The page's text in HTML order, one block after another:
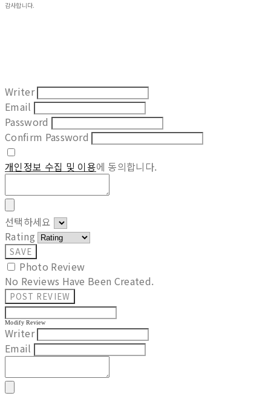
감사합니다.
Writer
Email
Password
Confirm Password
개인정보 수집 및 이용에 동의합니다.
선택하세요
Rating
SAVE
Photo Review
No Reviews Have Been Created.
POST REVIEW
Modify Review
Writer
Email